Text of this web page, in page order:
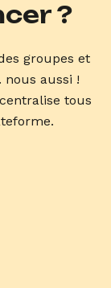
?
groupes et
nous aussi !
tous